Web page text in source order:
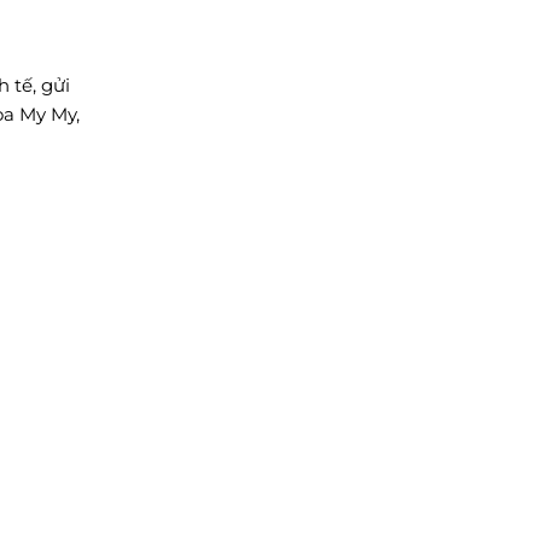
tế, gửi
My My,